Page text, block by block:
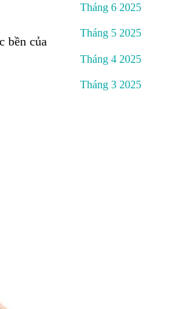
bền của
Tháng 6 2025
Tháng 5 2025
Tháng 4 2025
Tháng 3 2025